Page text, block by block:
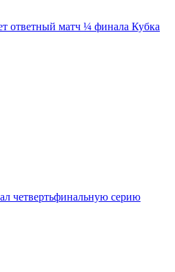
ответный матч ¼ финала Кубка
четвертьфинальную серию